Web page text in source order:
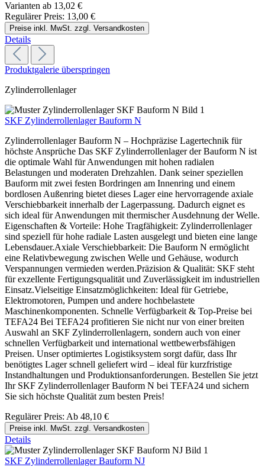
Varianten ab 13,02 €
Regulärer Preis: 13,00 €
Preise inkl. MwSt. zzgl. Versandkosten
Details
Produktgalerie überspringen
Zylinderrollenlager
SKF Zylinderrollenlager Bauform N
Zylinderrollenlager Bauform N – Hochpräzise Lagertechnik für
höchste Ansprüche Das SKF Zylinderrollenlager der Bauform N ist
die optimale Wahl für Anwendungen mit hohen radialen
Belastungen und moderaten Drehzahlen. Dank seiner speziellen
Bauform mit zwei festen Bordringen am Innenring und einem
bordlosen Außenring bietet dieses Lager eine hervorragende axiale
Verschiebbarkeit innerhalb der Lagerpassung. Dadurch eignet es
sich ideal für Anwendungen mit thermischer Ausdehnung der Welle.
Eigenschaften & Vorteile: Hohe Tragfähigkeit: Zylinderrollenlager
sind speziell für hohe radiale Lasten ausgelegt und bieten eine lange
Lebensdauer.Axiale Verschiebbarkeit: Die Bauform N ermöglicht
eine Relativbewegung zwischen Welle und Gehäuse, wodurch
Verspannungen vermieden werden.Präzision & Qualität: SKF steht
für exzellente Fertigungsqualität und Zuverlässigkeit im industriellen
Einsatz.Vielseitige Einsatzmöglichkeiten: Ideal für Getriebe,
Elektromotoren, Pumpen und andere hochbelastete
Maschinenkomponenten. Schnelle Verfügbarkeit & Top-Preise bei
TEFA24 Bei TEFA24 profitieren Sie nicht nur von einer breiten
Auswahl an SKF Zylinderrollenlagern, sondern auch von einer
schnellen Verfügbarkeit und international wettbewerbsfähigen
Preisen. Unser optimiertes Logistiksystem sorgt dafür, dass Ihr
benötigtes Lager schnell geliefert wird – ideal für kurzfristige
Instandhaltungen und Produktionsanforderungen. Bestellen Sie jetzt
Ihr SKF Zylinderrollenlager Bauform N bei TEFA24 und sichern
Sie sich höchste Qualität zum besten Preis!
Regulärer Preis: Ab 48,10 €
Preise inkl. MwSt. zzgl. Versandkosten
Details
SKF Zylinderrollenlager Bauform NJ